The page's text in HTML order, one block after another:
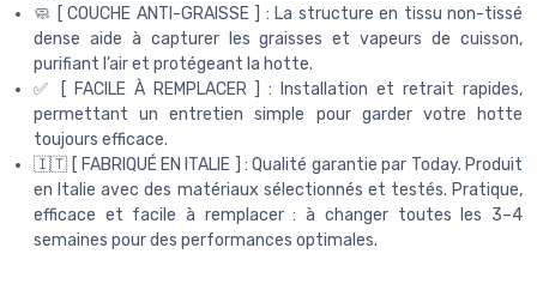
🧼 [ COUCHE ANTI-GRAISSE ] : La structure en tissu non-tissé
dense aide à capturer les graisses et vapeurs de cuisson,
purifiant l’air et protégeant la hotte.
✅ [ FACILE À REMPLACER ] : Installation et retrait rapides,
permettant un entretien simple pour garder votre hotte
toujours efficace.
🇮🇹 [ FABRIQUÉ EN ITALIE ] : Qualité garantie par Today. Produit
en Italie avec des matériaux sélectionnés et testés. Pratique,
efficace et facile à remplacer : à changer toutes les 3–4
semaines pour des performances optimales.